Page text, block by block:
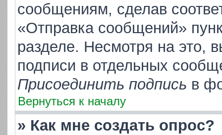
сообщениям, сделав
«Отправка сообщений»
разделе. Несмотря на это,
подписи в отдельных
Присоединить подпись в
Вернуться к началу
» Как мне создать опрос?